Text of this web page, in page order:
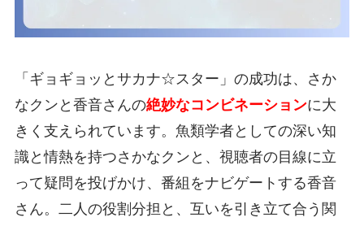
「ギョギョッとサカナ☆スター」の成功は、さか
なクンと香音さんの絶妙なコンビネーションに大
きく支えられています。魚類学者としての深い知
識と情熱を持つさかなクンと、視聴者の目線に立
って疑問を投げかけ、番組をナビゲートする香音
さん。二人の役割分担と、互いを引き立て合う関